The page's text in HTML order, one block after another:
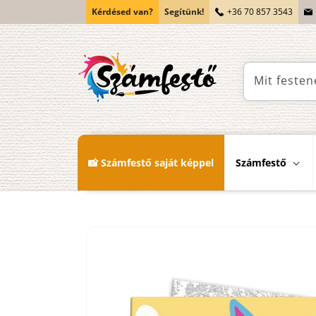
tartalomhoz
Kérdésed van? Segítünk! +36 70 857 3543
Mit
📸 Számfestő saját képpel Számfestő